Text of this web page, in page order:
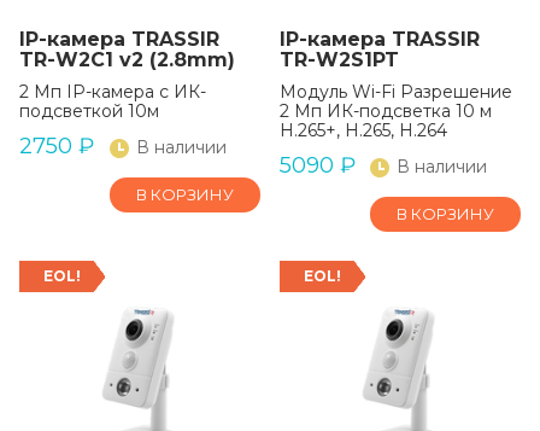
IP-камера TRASSIR
TR-W2C1 v2 (2.8mm)
2 Мп IP-камера с ИК-
подсветкой 10м
2750 ₽ В наличии
В КОРЗИНУ
IP-камера TRASSIR
TR-W2S1PT
Модуль Wi-Fi Разрешение
2 Мп ИК-подсветка 10 м
H.265+, H.265, H.264
5090 ₽ В наличии
В КОРЗИНУ
EOL! EOL!